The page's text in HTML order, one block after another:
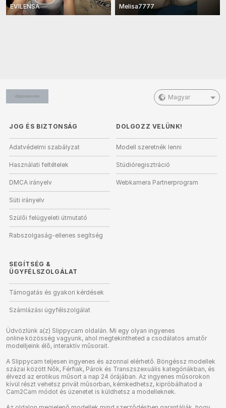
EVILENSA Melisa7777
Magyar
JOG ÉS BIZTONSÁG
Adatvédelmi szabályzat
Használati feltételek
DMCA irányelv
Süti irányelv
Szülői felügyeleti útmutató
Rabszolgaság-ellenes segítség
DOLGOZZ VELÜNK!
Modell szeretnék lenni
Stúdióregisztráció
Webkamera Partnerprogram
SEGÍTSÉG &
ÜGYFÉLSZOLGÁLAT
Támogatás és gyakori kérdések
Számlázási ügyfélszolgálat
Üdvözlünk a(z) Slippycam oldalán. Mi egy olyan ingyenes
online közösség vagyunk, ahol megtekintheted a csodálatos amatőr
modelljeink élő, interaktív műsorait.
A Slippycam teljesen ingyenes és azonnal elérhető. Böngéssz modellek
százai között Nők, Férfiak, Párok és Transzszexuális kategóriákban, és
élvezd az erotikus műsort a nap 24 órájában. Az ingyenes műsorokon
kívül részt vehetsz privát műsorban, kémkedhetsz, kipróbálhatod a
Cam2Cam módot és üzenetet is küldhetsz a modelleknek.